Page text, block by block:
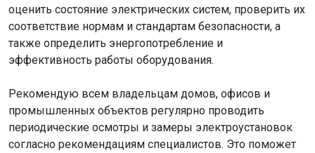
оценить состояние электрических систем, проверить их
соответствие нормам и стандартам безопасности, а
также определить энергопотребление и
эффективность работы оборудования.
Рекомендую всем владельцам домов, офисов и
промышленных объектов регулярно проводить
периодические осмотры и замеры электроустановок
согласно рекомендациям специалистов. Это поможет